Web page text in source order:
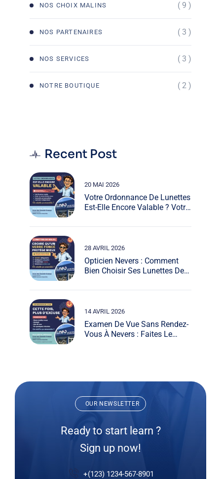
NOS CHOIX MALINS ( 9 )
NOS PARTENAIRES ( 3 )
NOS SERVICES ( 3 )
NOTRE BOUTIQUE ( 2 )
Recent Post
Votre Ordonnance De Lunettes
Est-Elle Encore Valable ? Votre
Vous Répond !
20 MAI 2026
Opticien Nevers : Comment
Bien Choisir Ses Lunettes De
28 AVRIL 2026
Examen De Vue Sans Rendez-
Vous À Nevers : Faites Le
14 AVRIL 2026
OUR NEWSLETTER
Ready to start learn ?
Sign up now!
+(123) 1234-567-8901